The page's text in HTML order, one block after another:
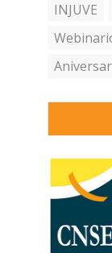
INJUVE